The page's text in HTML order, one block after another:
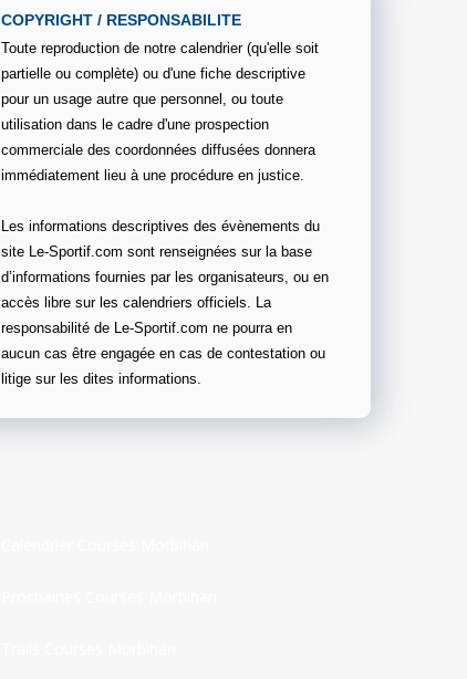
COPYRIGHT / RESPONSABILITE
Toute reproduction de notre calendrier (qu'elle soit
partielle ou complète) ou d'une fiche descriptive
pour un usage autre que personnel, ou toute
utilisation dans le cadre d'une prospection
commerciale des coordonnées diffusées donnera
immédiatement lieu à une procédure en justice.
Les informations descriptives des évènements du
site Le-Sportif.com sont renseignées sur la base
d’informations fournies par les organisateurs, ou en
accès libre sur les calendriers officiels. La
responsabilité de Le-Sportif.com ne pourra en
aucun cas être engagée en cas de contestation ou
litige sur les dites informations.